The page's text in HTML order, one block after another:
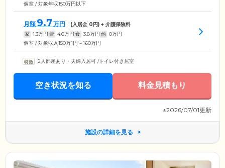
個室 / 対象年収150万円以下
月額 9.7万円 (入居金 0円) + 介護保険料
家 1.3万円 管 4.6万円 食 3.8万円 他 0万円
個室 / 対象収入150万1円～160万円
2人部屋あり・夫婦入居可 /トイレ付き居室
空き状況を知る 料金見積もり
※2026/07/01更新
施設の詳細を見る